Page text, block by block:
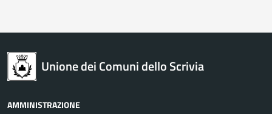
Unione dei Comuni dello Scrivia
AMMINISTRAZIONE